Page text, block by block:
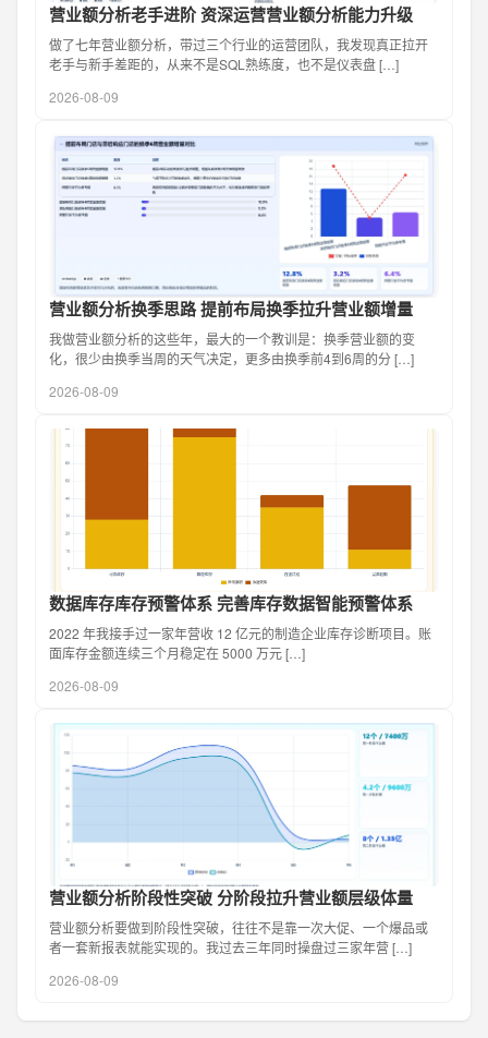
营业额分析老手进阶 资深运营营业额分析能力升级
做了七年营业额分析，带过三个行业的运营团队，我发现真正拉开
老手与新手差距的，从来不是SQL熟练度，也不是仪表盘 […]
2026-08-09
营业额分析换季思路 提前布局换季拉升营业额增量
我做营业额分析的这些年，最大的一个教训是：换季营业额的变
化，很少由换季当周的天气决定，更多由换季前4到6周的分 […]
2026-08-09
数据库存库存预警体系 完善库存数据智能预警体系
2022 年我接手过一家年营收 12 亿元的制造企业库存诊断项目。账
面库存金额连续三个月稳定在 5000 万元 […]
2026-08-09
营业额分析阶段性突破 分阶段拉升营业额层级体量
营业额分析要做到阶段性突破，往往不是靠一次大促、一个爆品或
者一套新报表就能实现的。我过去三年同时操盘过三家年营 […]
2026-08-09